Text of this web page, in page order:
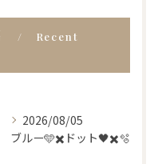
Recent
2026/08/05
ブルー🩵✖️ドット🖤✖️🫧